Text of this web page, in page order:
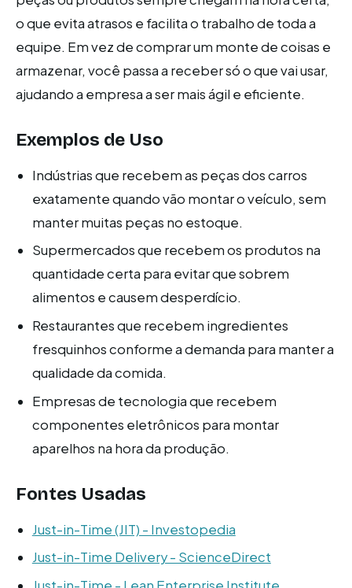
o que evita atrasos e facilita o trabalho de toda a
equipe. Em vez de comprar um monte de coisas e
armazenar, você passa a receber só o que vai usar,
ajudando a empresa a ser mais ágil e eficiente.
Exemplos de Uso
Indústrias que recebem as peças dos carros
exatamente quando vão montar o veículo, sem
manter muitas peças no estoque.
Supermercados que recebem os produtos na
quantidade certa para evitar que sobrem
alimentos e causem desperdício.
Restaurantes que recebem ingredientes
fresquinhos conforme a demanda para manter a
qualidade da comida.
Empresas de tecnologia que recebem
componentes eletrônicos para montar
aparelhos na hora da produção.
Fontes Usadas
Just-in-Time (JIT) - Investopedia
Just-in-Time Delivery - ScienceDirect